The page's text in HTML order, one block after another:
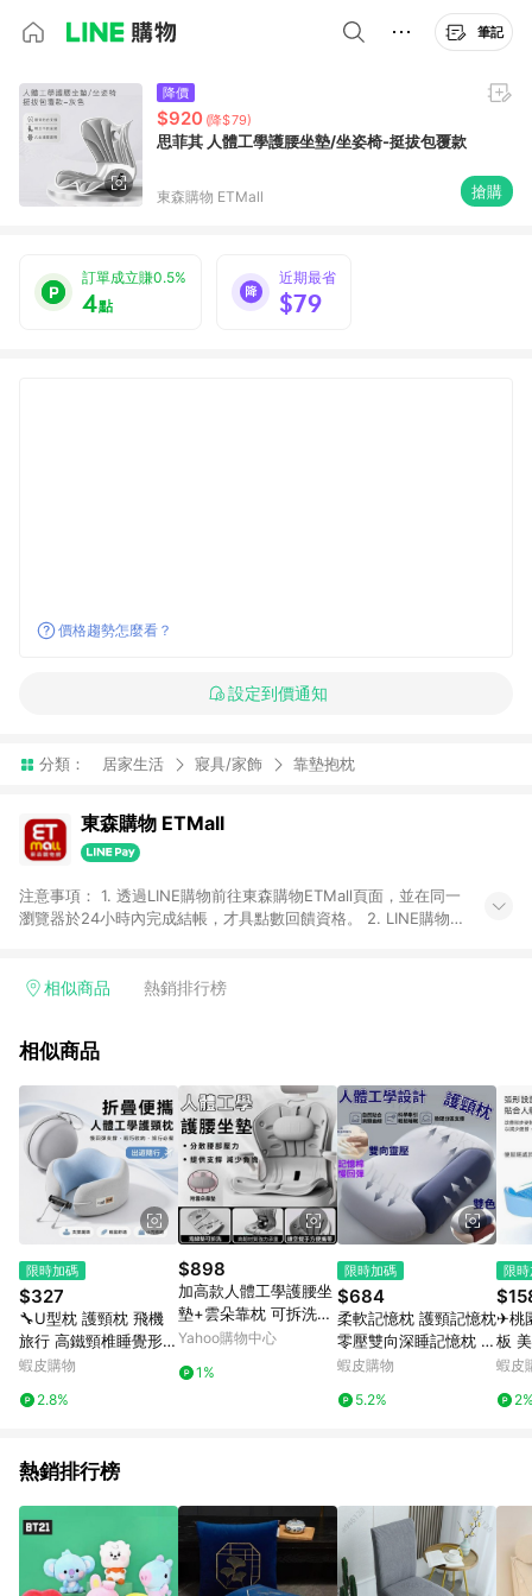
筆記
降價
$920 (降$79)
思菲其 人體工學護腰坐墊/坐姿椅-挺拔包覆款
東森購物 ETMall 搶購
訂單成立賺0.5%
4點
近期最省
$79
價格趨勢怎麼看？
設定到價通知
分類： 居家生活 寢具/家飾 靠墊抱枕
東森購物 ETMall
注意事項： 1. 透過LINE購物前往東森購物ETMall頁面，並在同一
瀏覽器於24小時內完成結帳，才具點數回饋資格。 2. LINE購物
單，皆不在點數回饋範圍內。 3. 如購買以下類別商品，將無法獲
球嚴選、商城、專案商品、「草莓網」全館商品。 4. 如取消訂
回饋。 5. 點數回饋會扣除所有折扣優惠後之最終發票金額計算，
實際回饋請依LINE購物通知為主。 6. 訂單如有使用東森購物
ETMall站內之折扣優惠(包含但不限於東森幣、樂透金、東森現金
券等)，不具點數回饋資格。詳細請依東森購物ETMall之結帳頁面
顯示為準。 7. LINE購物設有「單一商品最高回饋點數」機制(特
殊活動時開放「回饋無上限」)，以同一訂單中同一商品不論件數
計算，並依訂單成立時間當下LINE購物所設定的回饋機制為準。
8. LINE購物為購物資訊整合性平台，商品資料更新會有時間差，
如顯示之商品規格、顏色、價位、贈品與東森購物ETMall銷售網
頁不符，以銷售網頁標示為準。 9. 若有贈點爭議，請務必於訂單
日期+180天以內至LINE購物客服洽詢；若超過180天(含)以上進
行申訴，恕無法贈點回饋。 10. 部分點數紅包僅限指定商品使
用，或不適用於無回饋商品。各點數紅包之適用商品與使用條件
請依點數紅包頁面規則為準。
相似商品 熱銷排行榜
相似商品
限時加碼
$327
🔧U型枕 護頸枕 飛機
旅行 高鐵頸椎睡覺形枕
脖子便攜記憶棉靠枕 出
攜護頸枕
蝦皮購物
2.8%
$898
加高款人體工學護腰坐
墊+雲朵靠枕 可拆洗坐
墊 護腰靠墊 人體工學
椅墊 駝背
Yahoo購物中心
1%
限時加碼
$684
柔軟記憶枕 護頸記憶枕
零壓雙向深睡記憶枕 慢
迴彈護頸記憶棉 慢回彈
學枕
蝦皮購物
5.2%
限
✈桃
板
小腿
滾輪
蝦皮
熱銷排行榜